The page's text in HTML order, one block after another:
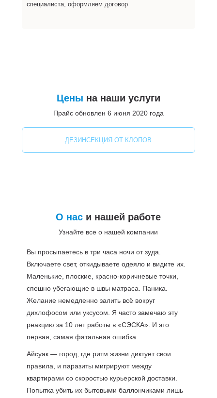
специалиста, оформляем договор
Цены на наши услуги
Прайс обновлен 6 июня 2020 года
ДЕЗИНСЕКЦИЯ ОТ КЛОПОВ
О нас и нашей работе
Узнайте все о нашей компании
Вы просыпаетесь в три часа ночи от зуда.
Включаете свет, откидываете одеяло и видите их.
Маленькие, плоские, красно-коричневые точки,
спешно убегающие в швы матраса. Паника.
Желание немедленно залить всё вокруг
дихлофосом или уксусом. Я часто замечаю эту
реакцию за 10 лет работы в «СЭСКА». И это
первая, самая фатальная ошибка.
Айсуак — город, где ритм жизни диктует свои
правила, и паразиты мигрируют между
квартирами со скоростью курьерской доставки.
Попытка убить их бытовыми баллончиками лишь